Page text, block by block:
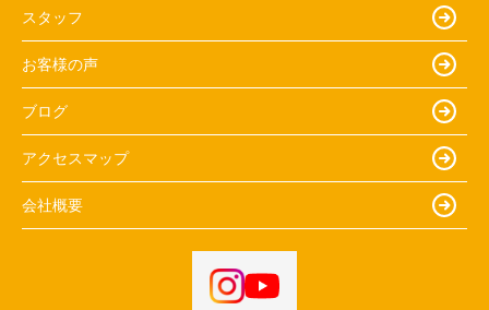
スタッフ
お客様の声
ブログ
アクセスマップ
会社概要